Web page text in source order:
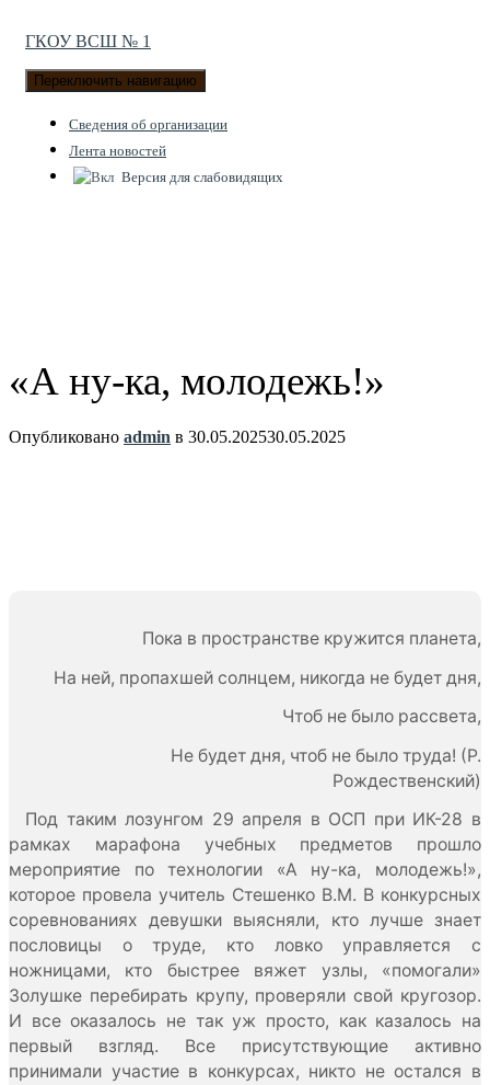
ГКОУ ВСШ № 1
Переключить навигацию
Cведения об организации
Лента новостей
Версия для слабовидящих
«А ну-ка, молодежь!»
Опубликовано admin в 30.05.202530.05.2025
Пока в пространстве кружится планета,
На ней, пропахшей солнцем, никогда не будет дня,
Чтоб не было рассвета,
Не будет дня, чтоб не было труда! (Р.
Рождественский)
Под таким лозунгом 29 апреля в ОСП при ИК-28 в
рамках марафона учебных предметов прошло
мероприятие по технологии «А ну-ка, молодежь!»,
которое провела учитель Стешенко В.М. В конкурсных
соревнованиях девушки выясняли, кто лучше знает
пословицы о труде, кто ловко управляется с
ножницами, кто быстрее вяжет узлы, «помогали»
Золушке перебирать крупу, проверяли свой кругозор.
И все оказалось не так уж просто, как казалось на
первый взгляд. Все присутствующие активно
принимали участие в конкурсах, никто не остался в